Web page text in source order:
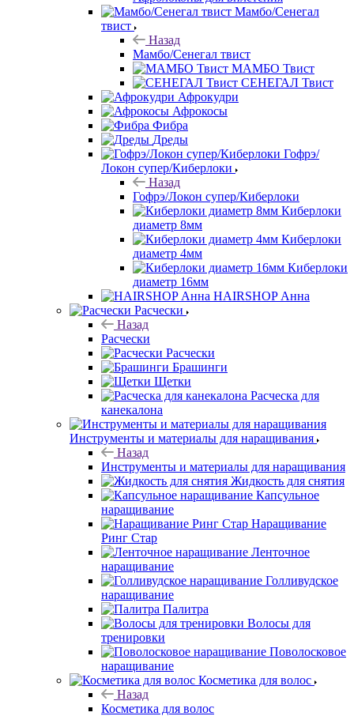
Мамбо/Сенегал
твист
Назад
Мамбо/Сенегал твист
МАМБО Твист
СЕНЕГАЛ Твист
Афрокудри
Афрокосы
Фибра
Дреды
Гофрэ/
Локон супер/Киберлоки
Назад
Гофрэ/Локон супер/Киберлоки
Киберлоки
диаметр 8мм
Киберлоки
диаметр 4мм
Киберлоки
диаметр 16мм
HAIRSHOP Анна
Расчески
Назад
Расчески
Расчески
Брашинги
Щетки
Расческа для
канекалона
Инструменты и материалы для наращивания
Назад
Инструменты и материалы для наращивания
Жидкость для снятия
Капсульное
наращивание
Наращивание
Ринг Стар
Ленточное
наращивание
Голливудское
наращивание
Палитра
Волосы для
тренировки
Поволосковое
наращивание
Косметика для волос
Назад
Косметика для волос